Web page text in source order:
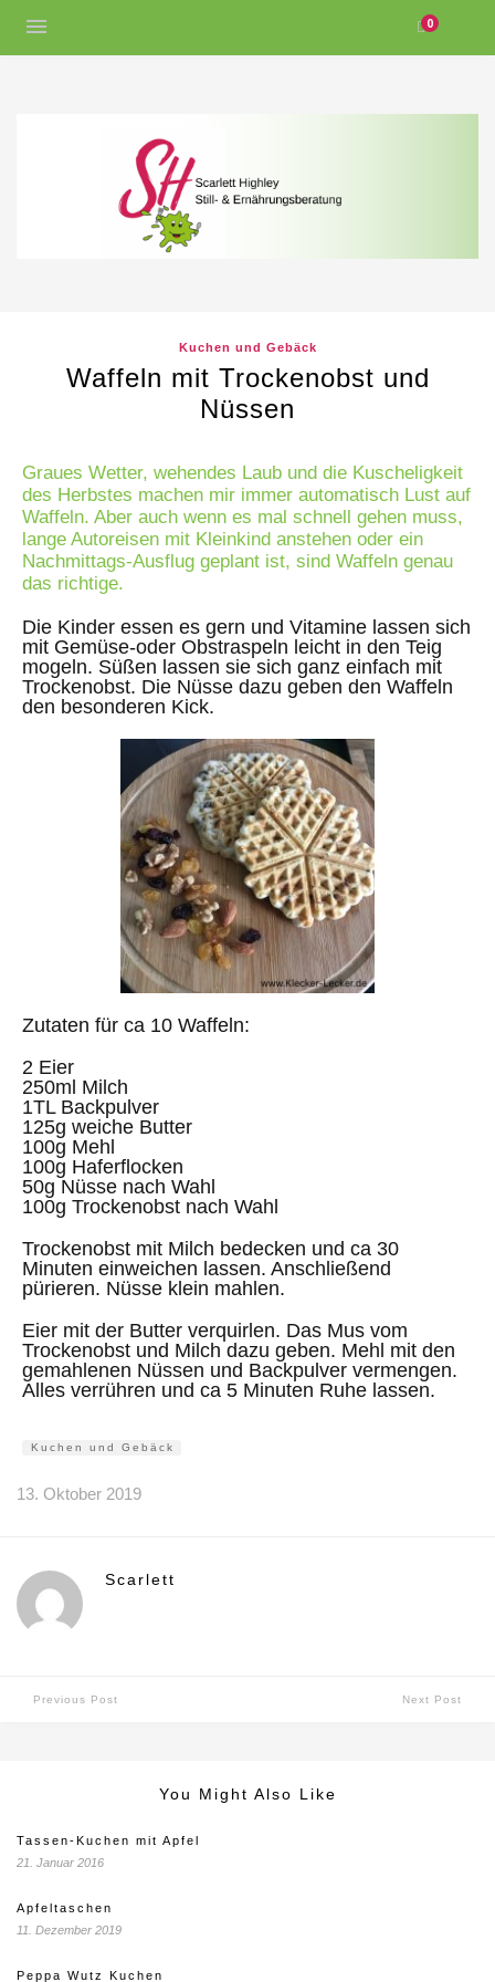
0
Kuchen und Gebäck
Waffeln mit Trockenobst und
Nüssen
Graues Wetter, wehendes Laub und die Kuscheligkeit
des Herbstes machen mir immer automatisch Lust auf
Waffeln. Aber auch wenn es mal schnell gehen muss,
lange Autoreisen mit Kleinkind anstehen oder ein
Nachmittags-Ausflug geplant ist, sind Waffeln genau
das richtige.
Die Kinder essen es gern und Vitamine lassen sich
mit Gemüse-oder Obstraspeln leicht in den Teig
mogeln. Süßen lassen sie sich ganz einfach mit
Trockenobst. Die Nüsse dazu geben den Waffeln
den besonderen Kick.
Zutaten für ca 10 Waffeln:
2 Eier
250ml Milch
1TL Backpulver
125g weiche Butter
100g Mehl
100g Haferflocken
50g Nüsse nach Wahl
100g Trockenobst nach Wahl
Trockenobst mit Milch bedecken und ca 30
Minuten einweichen lassen. Anschließend
pürieren. Nüsse klein mahlen.
Eier mit der Butter verquirlen. Das Mus vom
Trockenobst und Milch dazu geben. Mehl mit den
gemahlenen Nüssen und Backpulver vermengen.
Alles verrühren und ca 5 Minuten Ruhe lassen.
Kuchen und Gebäck
13. Oktober 2019
Scarlett
Previous Post Next Post
You Might Also Like
Tassen-Kuchen mit Apfel
21. Januar 2016
Apfeltaschen
11. Dezember 2019
Peppa Wutz Kuchen